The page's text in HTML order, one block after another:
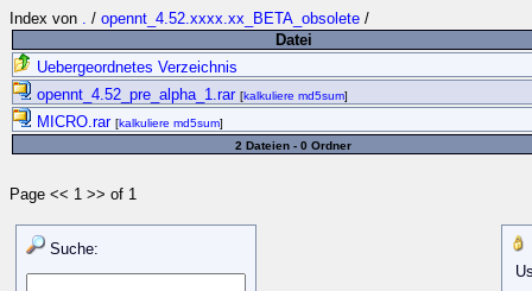
Index von . / opennt_4.52.xxxx.xx_BETA_obsolete /
Datei
Uebergeordnetes Verzeichnis
opennt_4.52_pre_alpha_1.rar [kalkuliere md5sum]
MICRO.rar [kalkuliere md5sum]
2 Dateien - 0 Ordner
Page << 1 >> of 1
Suche: